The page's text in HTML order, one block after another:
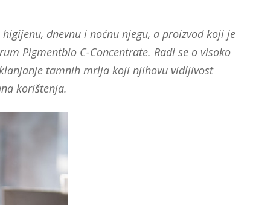
dnevnu i noćnu njegu, a proizvod koji je
Pigmentbio C-Concentrate. Radi se o visoko
tamnih mrlja koji njihovu vidljivost
korištenja.